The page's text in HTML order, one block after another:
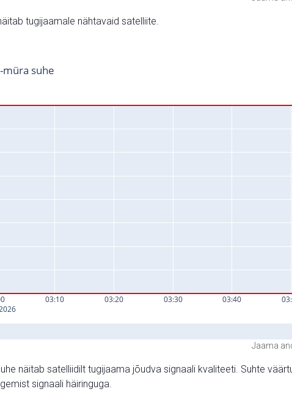
tugijaamale nähtavaid satelliite.
Jaama
näitab satelliidilt tugijaama jõudva signaali kvaliteeti. Suhte
signaali häiringuga.